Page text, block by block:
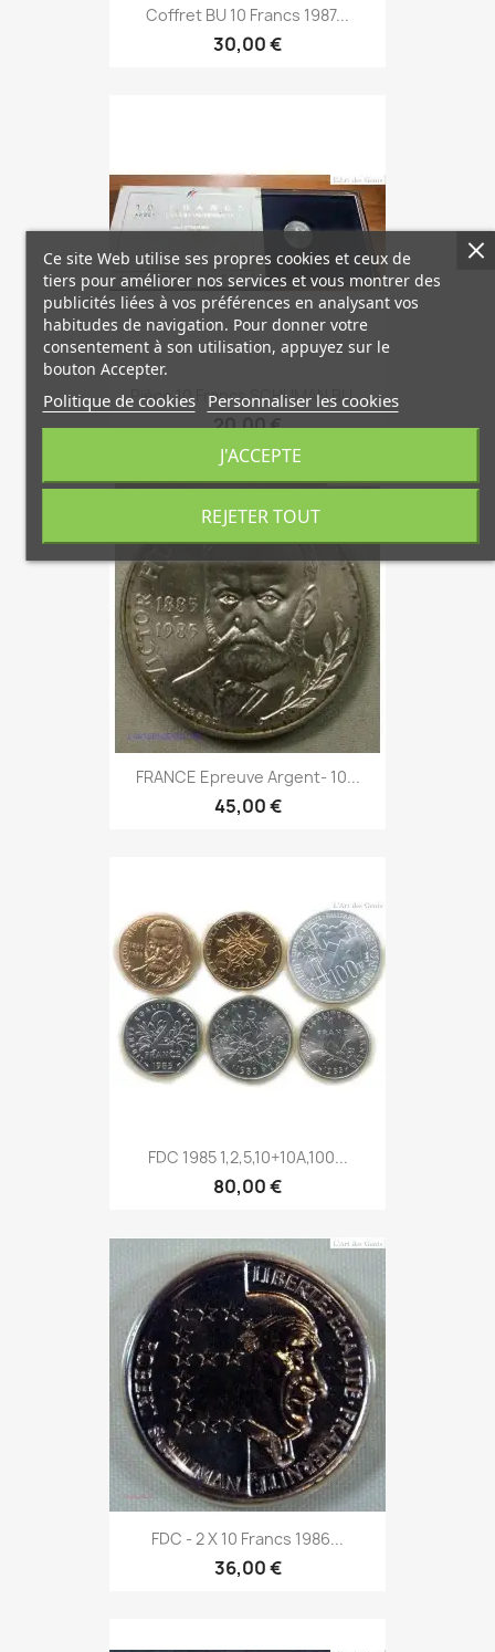
Coffret BU 10 Francs 1987...
30,00 €
Pièce 10 Francs SCHUMAN BU...
20,00 €
FRANCE Epreuve Argent- 10...
45,00 €
FDC 1985 1,2,5,10+10A,100...
80,00 €
FDC - 2 X 10 Francs 1986...
36,00 €
Ce site Web utilise ses propres cookies et ceux de
tiers pour améliorer nos services et vous montrer des
publicités liées à vos préférences en analysant vos
habitudes de navigation. Pour donner votre
consentement à son utilisation, appuyez sur le
bouton Accepter.
Politique de cookies Personnaliser les cookies
REJETER TOUT
J'ACCEPTE